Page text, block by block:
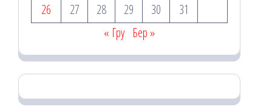
26
27 28 29 30
31
« Гру Бер »